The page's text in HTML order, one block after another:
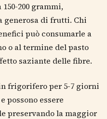
200 grammi,
generosa di frutti. Chi
può consumarle a
o al termine del pasto
saziante delle fibre.
frigorifero per 5-7 giorni
possono essere
preservando la maggior